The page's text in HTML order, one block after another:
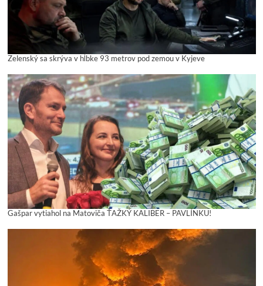
Zelenský sa skrýva v hĺbke 93 metrov pod zemou v Kyjeve
Gašpar vytiahol na Matoviča ŤAŽKÝ KALIBER – PAVLÍNKU!